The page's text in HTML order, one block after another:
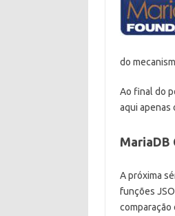
do
Ao final do
aqui apenas
MariaDB
A próxima
funções
comparação